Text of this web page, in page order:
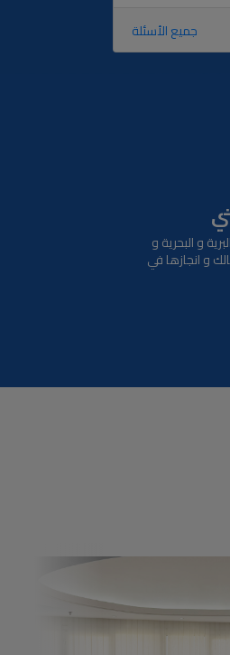
جميع الأسئلة
و البحرية و
و انجازها في